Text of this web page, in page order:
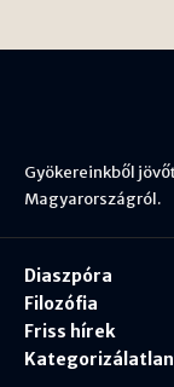
Gyökereinkből
Magyarországról.
Diaszpóra
Filozófia
Friss hírek
Kategorizálatlan